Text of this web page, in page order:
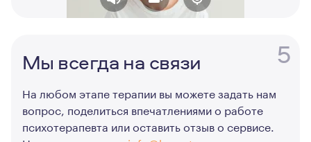
5
Мы всегда на связи
На любом этапе терапии вы можете задать нам
вопрос, поделиться впечатлениями о работе
психотерапевта или оставить отзыв о сервисе.